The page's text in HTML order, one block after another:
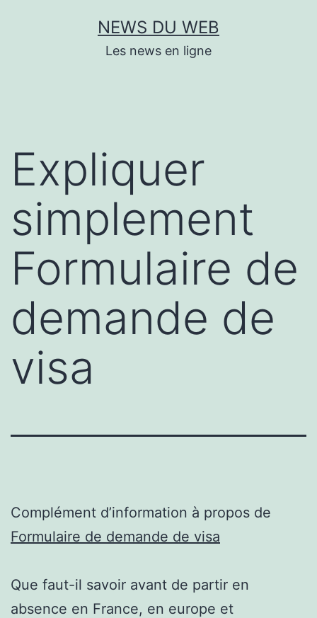
NEWS DU WEB
Les news en ligne
Expliquer
simplement
Formulaire de
demande de
visa
Complément d’information à propos de
Formulaire de demande de visa
Que faut-il savoir avant de partir en
absence en France, en europe et